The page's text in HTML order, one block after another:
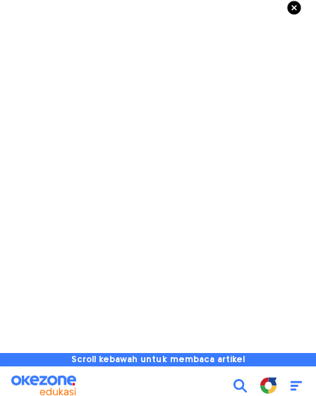
Scroll kebawah untuk membaca artikel